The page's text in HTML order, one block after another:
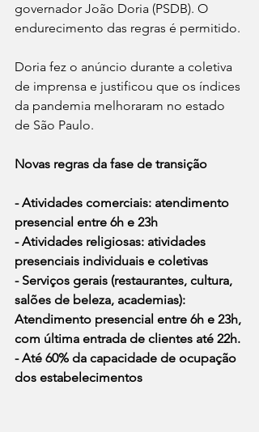
governador João Doria (PSDB). O
endurecimento das regras é permitido.
Doria fez o anúncio durante a coletiva
de imprensa e justificou que os índices
da pandemia melhoraram no estado
de São Paulo.
Novas regras da fase de transição
- Atividades comerciais: atendimento
presencial entre 6h e 23h
- Atividades religiosas: atividades
presenciais individuais e coletivas
- Serviços gerais (restaurantes, cultura,
salões de beleza, academias):
Atendimento presencial entre 6h e 23h,
com última entrada de clientes até 22h.
- Até 60% da capacidade de ocupação
dos estabelecimentos